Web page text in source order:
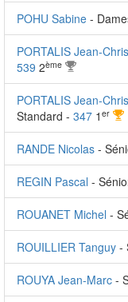
POHU Sabine -
PORTALIS Jean-
539 2ème
PORTALIS Jean-
Standard - 347 1 er
RANDE Nicolas -
REGIN Pascal -
ROUANET Michel -
ROUILLIER Tanguy -
ROUYA Jean-Marc -